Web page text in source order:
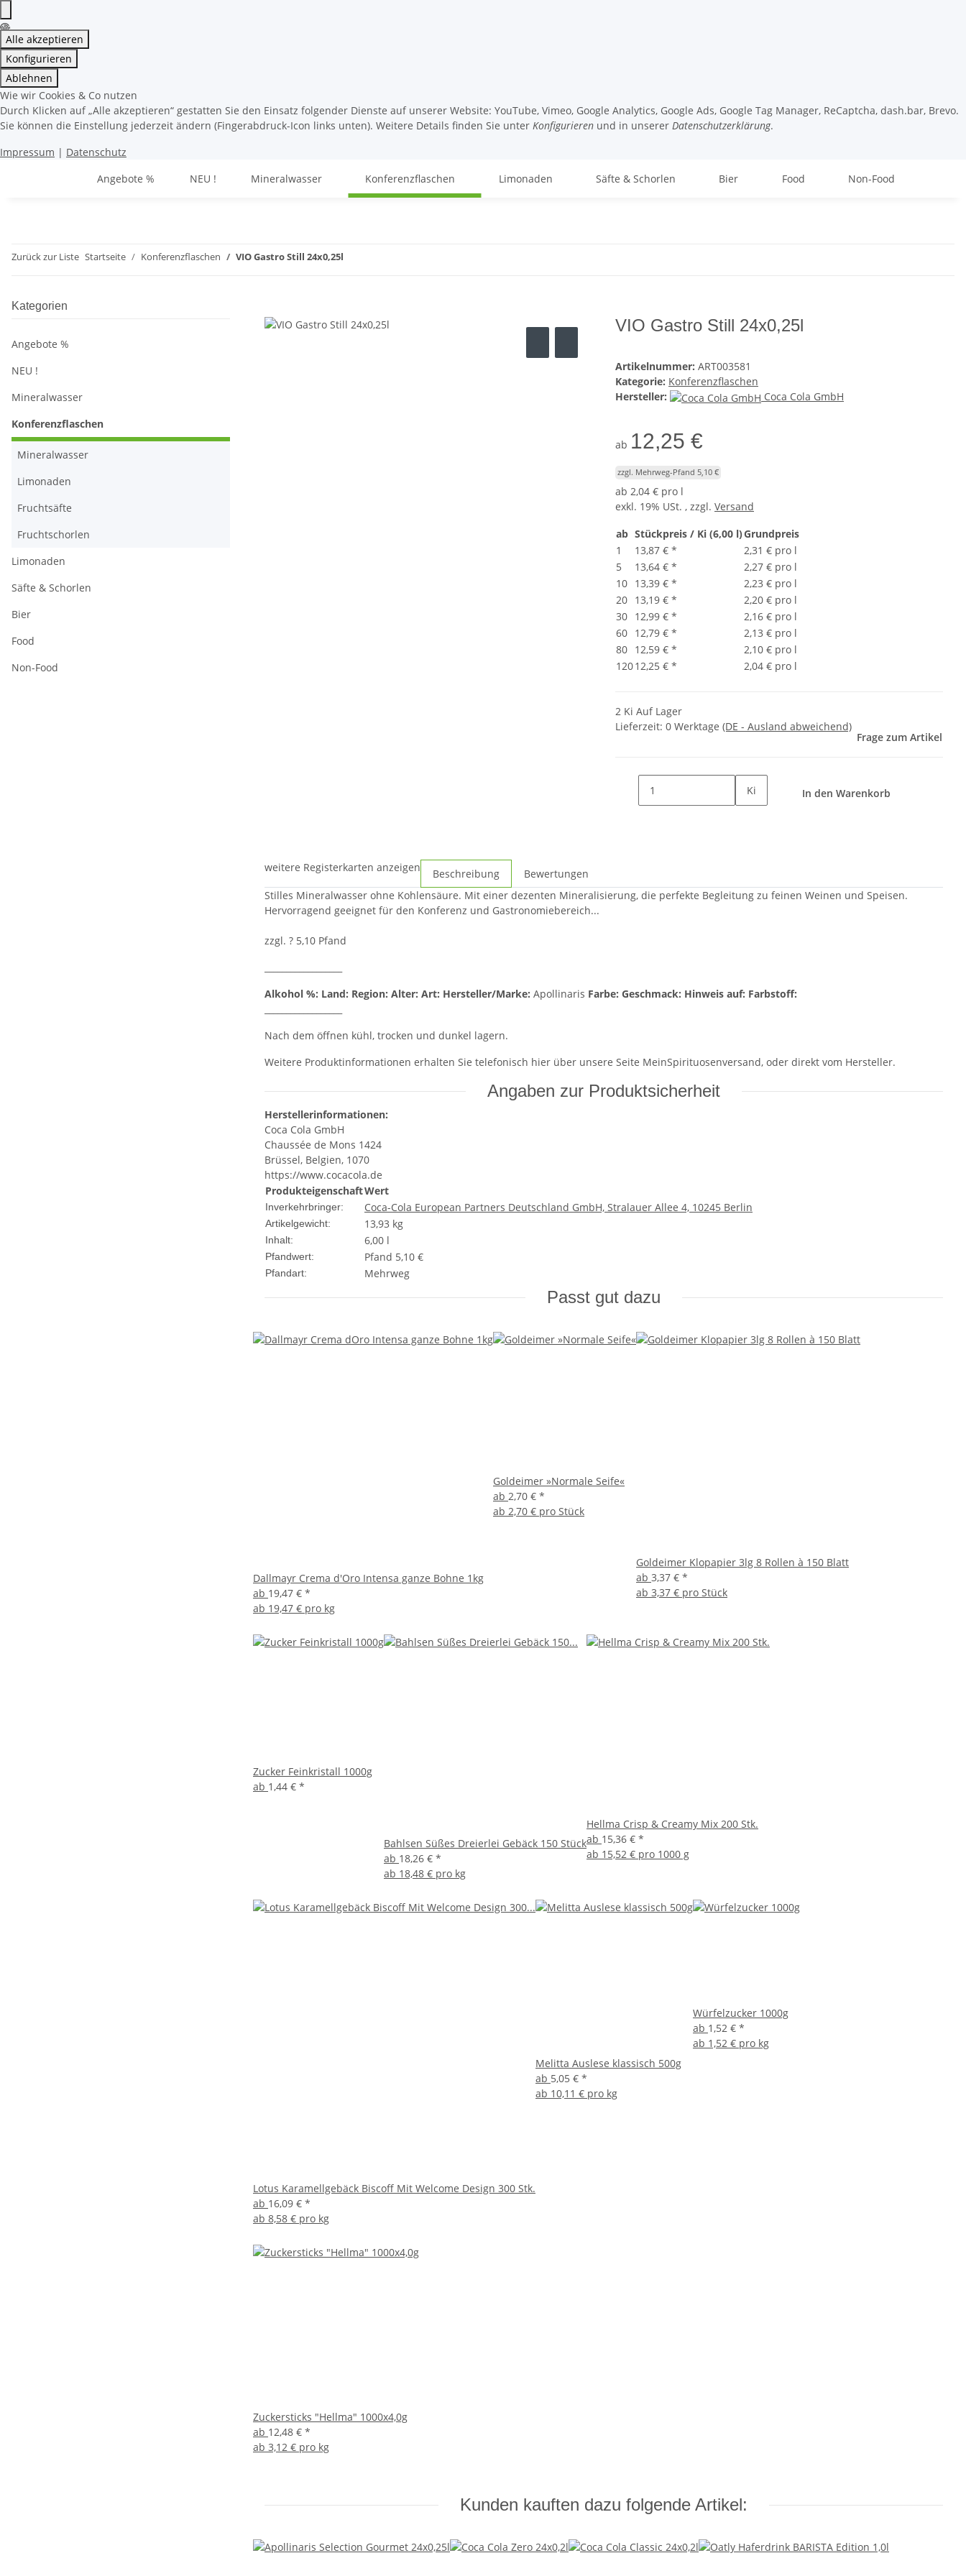
Alle akzeptieren
Konfigurieren
Ablehnen
Wie wir Cookies & Co nutzen
Durch Klicken auf „Alle akzeptieren“ gestatten Sie den Einsatz folgender Dienste auf unserer Website: YouTube, Vimeo, Google Analytics, Google Ads, Google Tag Manager, ReCaptcha, dash.bar, Brevo.
Sie können die Einstellung jederzeit ändern (Fingerabdruck-Icon links unten). Weitere Details finden Sie unter Konfigurieren und in unserer Datenschutzerklärung.
Impressum | Datenschutz
Angebote %
NEU ! Mineralwasser Konferenzflaschen Limonaden Säfte & Schorlen Bier Food Non-Food
Zurück zur Liste Startseite Konferenzflaschen VIO Gastro Still 24x0,25l
VIO Gastro Still 24x0,25l
Artikelnummer: ART003581
Kategorie: Konferenzflaschen
Hersteller:
Coca Cola GmbH
ab 12,25 €
zzgl. Mehrweg-Pfand 5,10 €
ab 2,04 € pro l
exkl. 19% USt. , zzgl. Versand
ab Stückpreis / Ki (6,00 l)Grundpreis
1
13,87 € *
2,31 € pro l
5
13,64 € *
2,27 € pro l
10 13,39 € *
2,23 € pro l
20 13,19 € *
2,20 € pro l
30 12,99 € *
2,16 € pro l
60 12,79 € *
2,13 € pro l
80 12,59 € *
2,10 € pro l
12012,25 € * 2,04 € pro l
2 Ki Auf Lager
Lieferzeit: 0 Werktage (DE - Ausland abweichend)
Frage zum Artikel
Ki In den Warenkorb
weitere Registerkarten anzeigen Beschreibung
Bewertungen
Stilles Mineralwasser ohne Kohlensäure. Mit einer dezenten Mineralisierung, die perfekte Begleitung zu feinen Weinen und Speisen.
Hervorragend geeignet für den Konferenz und Gastronomiebereich...
zzgl. ? 5,10 Pfand
Alkohol %: Land: Region: Alter: Art: Hersteller/Marke: Apollinaris Farbe: Geschmack: Hinweis auf: Farbstoff:
Nach dem öffnen kühl, trocken und dunkel lagern.
Weitere Produktinformationen erhalten Sie telefonisch hier über unsere Seite MeinSpirituosenversand, oder direkt vom Hersteller.
Angaben zur Produktsicherheit
Herstellerinformationen:
Coca Cola GmbH
Chaussée de Mons 1424
Brüssel, Belgien, 1070
https://www.cocacola.de
ProdukteigenschaftWert
Inverkehrbringer: Coca-Cola European Partners Deutschland GmbH, Stralauer Allee 4, 10245 Berlin
Artikelgewicht: 13,93 kg
Inhalt: 6,00 l
Pfandwert: Pfand 5,10 €
Pfandart: Mehrweg
Passt gut dazu
Dallmayr Crema d'Oro Intensa ganze Bohne 1kg
ab 19,47 € *
ab 19,47 € pro kg
Goldeimer »Normale Seife«
ab 2,70 € *
ab 2,70 € pro Stück
Goldeimer Klopapier 3lg 8 Rollen à 150 Blatt
ab 3,37 € *
ab 3,37 € pro Stück
Zucker Feinkristall 1000g
ab 1,44 € *
Bahlsen Süßes Dreierlei Gebäck 150 Stück
ab 18,26 € *
ab 18,48 € pro kg
Hellma Crisp & Creamy Mix 200 Stk.
ab 15,36 € *
ab 15,52 € pro 1000 g
Lotus Karamellgebäck Biscoff Mit Welcome Design 300 Stk.
ab 16,09 € *
ab 8,58 € pro kg
Melitta Auslese klassisch 500g
ab 5,05 € *
ab 10,11 € pro kg
Würfelzucker 1000g
ab 1,52 € *
ab 1,52 € pro kg
Zuckersticks "Hellma" 1000x4,0g
ab 12,48 € *
ab 3,12 € pro kg
Kunden kauften dazu folgende Artikel:
Kategorien
Angebote %
NEU !
Mineralwasser
Konferenzflaschen
Mineralwasser
Limonaden
Fruchtsäfte
Fruchtschorlen
Limonaden
Säfte & Schorlen
Bier
Food
Non-Food